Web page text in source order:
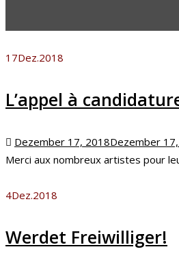
17Dez.2018
L’appel à
Posted
on
Dezember 17, 2018Dezember
Merci aux nombreux artistes pour
4Dez.2018
Werdet Freiwilliger!